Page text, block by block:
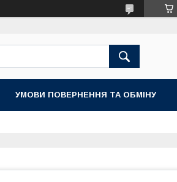
УМОВИ ПОВЕРНЕННЯ ТА ОБМІНУ